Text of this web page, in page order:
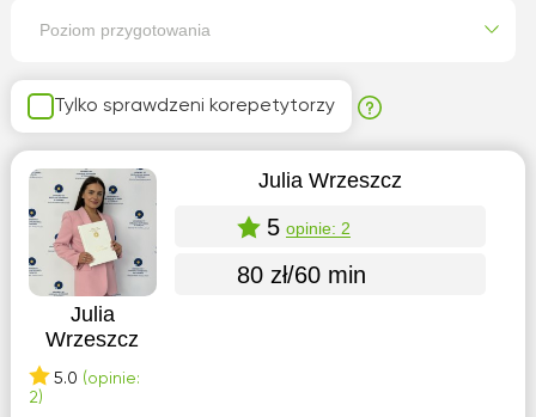
Tylko sprawdzeni korepetytorzy
Julia
Wrzeszcz
5.0 (opinie:
2)
Julia Wrzeszcz
5 opinie: 2
80 zł/60 min
Poziom przygotowania